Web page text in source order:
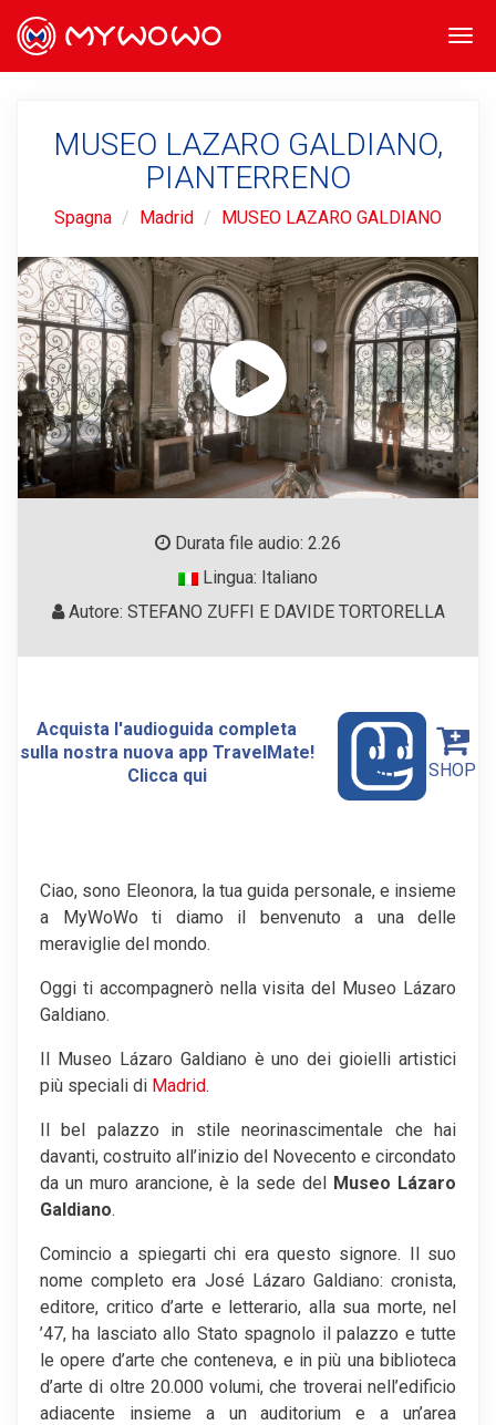
MUSEO LAZARO GALDIANO,
PIANTERRENO
Spagna Madrid MUSEO LAZARO GALDIANO
Durata file audio: 2.26
Lingua: Italiano
Autore: STEFANO ZUFFI E DAVIDE TORTORELLA
Acquista l'audioguida completa
sulla nostra nuova app TravelMate!
Clicca qui
SHOP
Ciao, sono Eleonora, la tua guida personale, e insieme
a MyWoWo ti diamo il benvenuto a una delle
meraviglie del mondo.
Oggi ti accompagnerò nella visita del Museo Lázaro
Galdiano.
Il Museo Lázaro Galdiano è uno dei gioielli artistici
più speciali di Madrid.
Il bel palazzo in stile neorinascimentale che hai
davanti, costruito all’inizio del Novecento e circondato
da un muro arancione, è la sede del Museo Lázaro
Galdiano.
Comincio a spiegarti chi era questo signore. Il suo
nome completo era José Lázaro Galdiano: cronista,
editore, critico d’arte e letterario, alla sua morte, nel
’47, ha lasciato allo Stato spagnolo il palazzo e tutte
le opere d’arte che conteneva, e in più una biblioteca
d’arte di oltre 20.000 volumi, che troverai nell’edificio
adiacente insieme a un auditorium e a un’area